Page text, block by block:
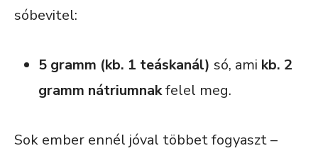
sóbevitel:
5 gramm (kb. 1 teáskanál) só, ami kb. 2
gramm nátriumnakfelel meg.
Sok ember ennél jóval többet fogyaszt –